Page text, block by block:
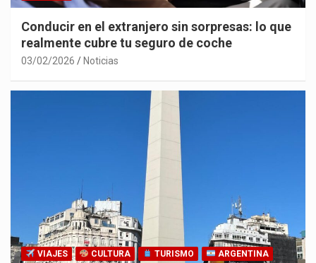
Conducir en el extranjero sin sorpresas: lo que
realmente cubre tu seguro de coche
03/02/2026 Noticias
VIAJES CULTURA TURISMO ARGENTINA